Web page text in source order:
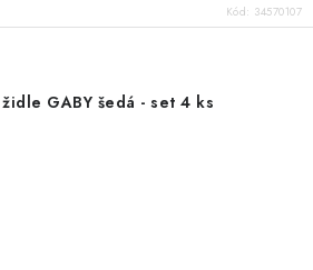
Kód: 34570107
GABY šedá - set 4 ks